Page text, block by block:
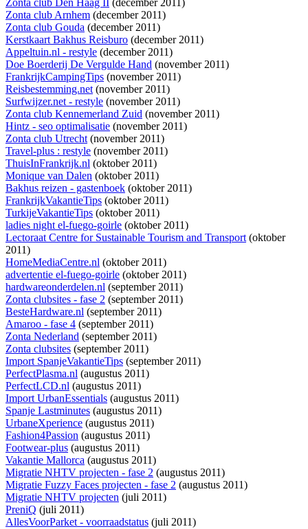
Zonta club Den Haag II (december 2011)
Zonta club Arnhem (december 2011)
Zonta club Gouda (december 2011)
Kerstkaart Bakhus Reisburo (december 2011)
Appeltuin.nl - restyle (december 2011)
Doe Boerderij De Vergulde Hand (november 2011)
FrankrijkCampingTips (november 2011)
Reisbestemming.net(november 2011)
Surfwijzer.net - restyle (november 2011)
Zonta club Kennemerland Zuid (november 2011)
Hintz - seo optimalisatie (november 2011)
Zonta club Utrecht(november 2011)
Travel-plus : restyle (november 2011)
ThuisInFrankrijk.nl (oktober 2011)
Monique van Dalen (oktober 2011)
Bakhus reizen - gastenboek (oktober 2011)
FrankrijkVakantieTips (oktober 2011)
TurkijeVakantieTips (oktober 2011)
ladies night el-fuego-goirle (oktober 2011)
Lectoraat Centre for Sustainable Tourism and Transport(oktober
2011)
HomeMediaCentre.nl (oktober 2011)
advertentie el-fuego-goirle (oktober 2011)
hardwareonderdelen.nl (september 2011)
Zonta clubsites - fase 2 (september 2011)
BesteHardware.nl (september 2011)
Amaroo - fase 4 (september 2011)
Zonta Nederland (september 2011)
Zonta clubsites (september 2011)
Import SpanjeVakantieTips (september 2011)
PerfectPlasma.nl (augustus 2011)
PerfectLCD.nl (augustus 2011)
Import UrbanEssentials (augustus 2011)
Spanje Lastminutes (augustus 2011)
UrbaneXperience (augustus 2011)
Fashion4Passion (augustus 2011)
Footwear-plus (augustus 2011)
Vakantie Mallorca (augustus 2011)
Migratie NHTV projecten - fase 2 (augustus 2011)
Migratie Fuzzy Faces projecten - fase 2 (augustus 2011)
Migratie NHTV projecten (juli 2011)
PreniQ (juli 2011)
AllesVoorParket - voorraadstatus (juli 2011)